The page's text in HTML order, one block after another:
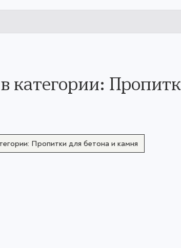
категории:
Пропитки для бетона и камня